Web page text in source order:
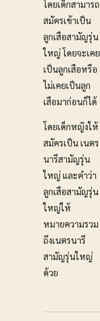
โดยเด็กสามารถ
สมัครเข้าเป็น
ลูกเสือสามัญรุ่น
ใหญ่ โดยจะเคย
เป็นลูกเสือหรือ
ไม่เคยเป็นลูก
เสือมาก่อนก็ได้
โดยเด็กหญิงให้
สมัครเป็น เนตร
นารีสามัญรุ่น
ใหญ่ และคำว่า
ลูกเสือสามัญรุ่น
ใหญ่ให้
หมายความรวม
ถึงเนตรนารี
สามัญรุ่นใหญ่
ด้วย